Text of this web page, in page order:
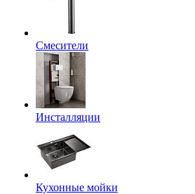
Смесители
Инсталляции
Кухонные мойки